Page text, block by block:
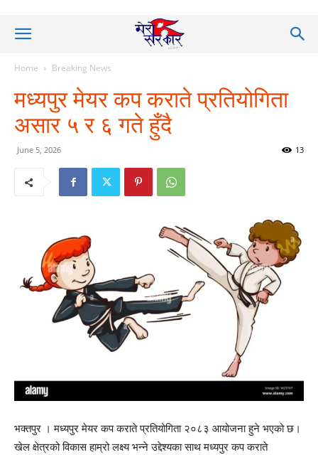
Home Breaking News
मध्यपुर मेयर कप कराते प्रतियोगिता
असार ५ र ६ गते हुँदै
June 5, 2026 13
भक्तपुर । मध्यपुर मेयर कप कराते प्रतियोगिता २०८३ आयोजना हुने भएको छ।
खेल क्षेत्रको विकास हाम्रो लक्ष्य भन्ने उद्देश्यका साथ मध्यपुर कप कराते